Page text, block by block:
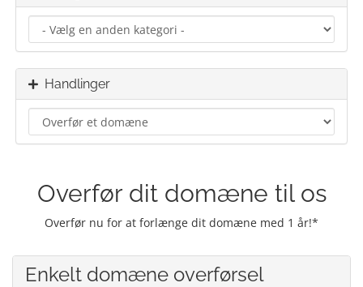
Handlinger
Overfør dit domæne til os
Overfør nu for at forlænge dit domæne med 1 år!*
Enkelt domæne overførsel